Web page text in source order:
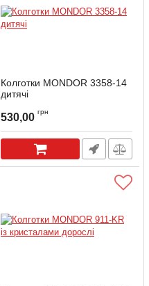
Колготки MONDOR 3358-14
дитячі
530,00 грн